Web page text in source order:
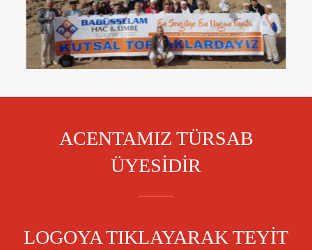
ACENTAMIZ TÜRSAB
ÜYESİDİR
LOGOYA TIKLAYARAK TEYİT